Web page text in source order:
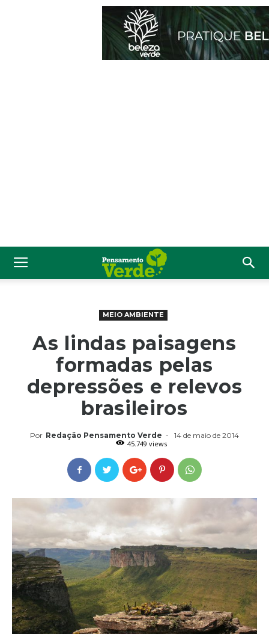
MEIO AMBIENTE
As lindas paisagens
formadas pelas
depressões e relevos
brasileiros
Por Redação Pensamento Verde -
14 de maio de 2014
45.749 views